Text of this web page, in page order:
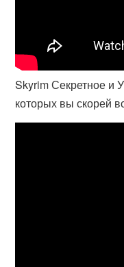
Skyrim Секретное и
которых вы скорей